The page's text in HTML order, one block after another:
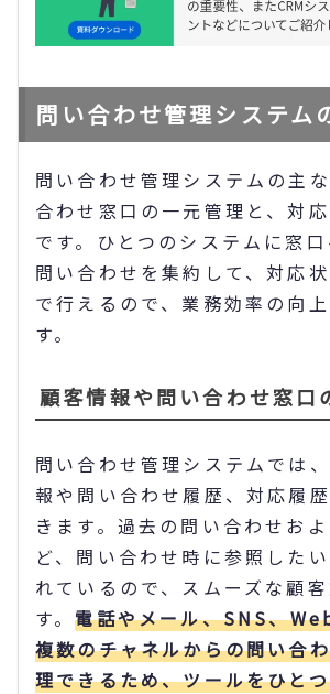
問い合わせ管理システム
問い合わせ管理システムの主
合わせ窓口の一元管理と、対
です。ひとつのシステムに窓
問い合わせを集約して、対応
で行えるので、業務効率の向
す。
顧客情報や問い合わせ窓口
問い合わせ管理システムでは
報や問い合わせ履歴、対応履
きます。過去の問い合わせお
ど、問い合わせ時に参照した
れているので、スムーズな顧
す。電話やメール、SNS、
複数のチャネルからの問い合
理できるため、ツールをひと